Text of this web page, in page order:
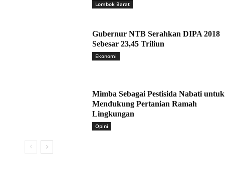
Lombok Barat
Gubernur NTB Serahkan DIPA 2018
Sebesar 23,45 Triliun
Ekonomi
Mimba Sebagai Pestisida Nabati untuk
Mendukung Pertanian Ramah
Lingkungan
Opini